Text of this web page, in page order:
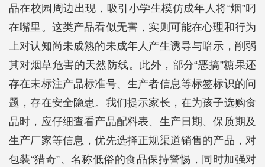
品在校园周边出现，吸引小学生模仿成年人将“烟”叼
在嘴里。这类产品看似无害，实则可能在心理和行为
上对认知尚未成熟的未成年人产生诱导与暗示，削弱
其对烟草危害的天然防线。此外，部分“恶搞”糖果还
存在未标注产品标准号、生产者信息等标签标识的问
题，存在安全隐患。我们提示家长，在为孩子选购食
品时，应仔细查看产品配料表、生产日期、保质期及
生产厂家等信息，优先选择正规渠道销售的产品，对
包装“猎奇”、名称低俗的食品保持警惕，同时加强对